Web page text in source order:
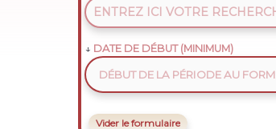
DATE DE DÉBUT (MINIMUM)
Vider le formulaire